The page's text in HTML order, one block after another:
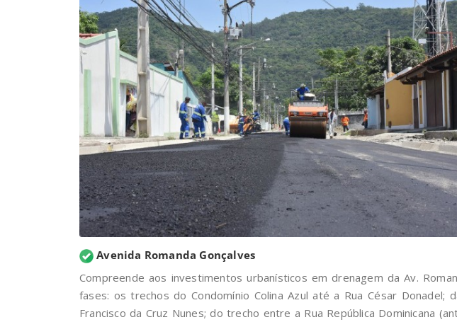
Avenida Romanda Gonçalves
Compreende aos investimentos urbanísticos em drenagem da Av.
fases: os trechos do Condomínio Colina Azul até a Rua César
Francisco da Cruz Nunes; do trecho entre a Rua República Dominicana